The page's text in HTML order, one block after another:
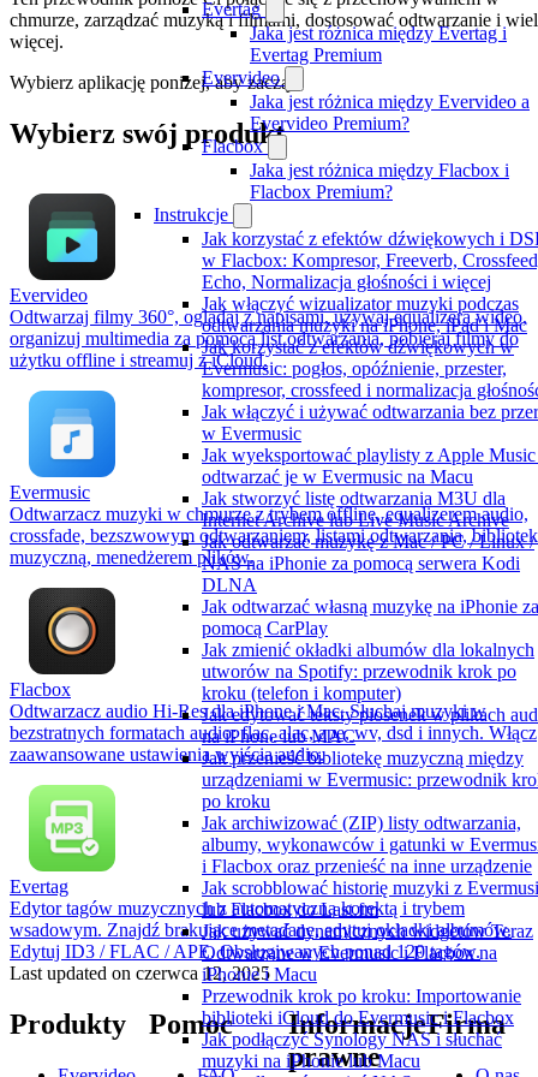
Evertag
Jaka jest różnica między Evertag i
Evertag Premium
Evervideo
Jaka jest różnica między Evervideo a
Evervideo Premium?
Flacbox
Jaka jest różnica między Flacbox i
Flacbox Premium?
Instrukcje
Jak korzystać z efektów dźwiękowych i
w Flacbox: Kompresor, Freeverb,
Echo, Normalizacja głośności i więcej
Jak włączyć wizualizator muzyki podczas
odtwarzania muzyki na iPhone, iPad i Mac
Jak korzystać z efektów dźwiękowych w
Evermusic: pogłos, opóźnienie, przester,
kompresor, crossfeed i normalizacja
Jak włączyć i używać odtwarzania bez
w Evermusic
Jak wyeksportować playlisty z Apple
odtwarzać je w Evermusic na Macu
Jak stworzyć listę odtwarzania M3U dla
Internet Archive lub Live Music Archive
Jak odtwarzać muzykę z Mac / PC / Linux /
NAS na iPhonie za pomocą serwera Kodi
DLNA
Jak odtwarzać własną muzykę na iPhonie za
pomocą CarPlay
Jak zmienić okładki albumów dla lokalnych
utworów na Spotify: przewodnik krok po
kroku (telefon i komputer)
Jak edytować teksty piosenek w plikach
na iPhone lub MAC
Jak przenieść bibliotekę muzyczną między
urządzeniami w Evermusic: przewodnik
po kroku
Jak archiwizować (ZIP) listy odtwarzania,
albumy, wykonawców i gatunki w
i Flacbox oraz przenieść na inne urządzenie
Jak scrobblować historię muzyki z
lub Flacbox do Last.fm
Jak używać dynamicznych widgetów Teraz
Odtwarzane w Evermusic i Flacbox na
iPhonie i Macu
Przewodnik krok po kroku: Importowanie
biblioteki iCloud do Evermusic i Flacbox
Jak podłączyć Synology NAS i słuchać
muzyki na iPhonie lub Macu
chmurze, zarządzać muzyką i filmami, dostosować odtwarzanie i
więcej.
Wybierz aplikację poniżej, aby zacząć.
Wybierz swój produkt
Evervideo
Odtwarzaj filmy 360°, oglądaj z napisami, używaj equalizera wideo,
organizuj multimedia za pomocą list odtwarzania, pobieraj filmy do
użytku offline i streamuj z iCloud.
Evermusic
Odtwarzacz muzyki w chmurze z trybem offline, equalizerem audio,
crossfade, bezszwowym odtwarzaniem, listami odtwarzania,
muzyczną, menedżerem plików.
Flacbox
Odtwarzacz audio Hi-Res dla iPhone i Mac. Słuchaj muzyki w
bezstratnych formatach audio: flac, alac, ape, wv, dsd i innych. Włącz
zaawansowane ustawienia wyjścia audio.
Evertag
Edytor tagów muzycznych z automatyczną korektą i trybem
wsadowym. Znajdź brakujące metadane, edytuj okładki albumów.
Edytuj ID3 / FLAC / APE. Obsługiwanych ponad 120 tagów.
Last updated on czerwca 12, 2025
Produkty Pomoc
Informacje
prawne
Firma